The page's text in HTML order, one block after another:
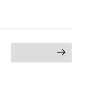
次のページ